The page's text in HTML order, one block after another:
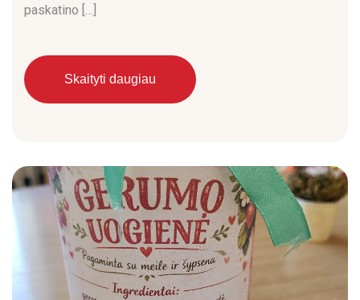
paskatino […]
Skaityti daugiau